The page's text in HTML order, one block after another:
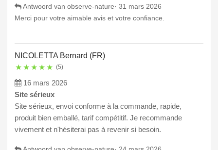
Antwoord van observe-nature· 31 mars 2026
Merci pour votre aimable avis et votre confiance.
NICOLETTA Bernard (FR)
★ ★ ★ ★ ★ (5)
16 mars 2026
Site sérieux
Site sérieux, envoi conforme à la commande, rapide,
produit bien emballé, tarif compétitif. Je recommande
vivement et n'hésiterai pas à revenir si besoin.